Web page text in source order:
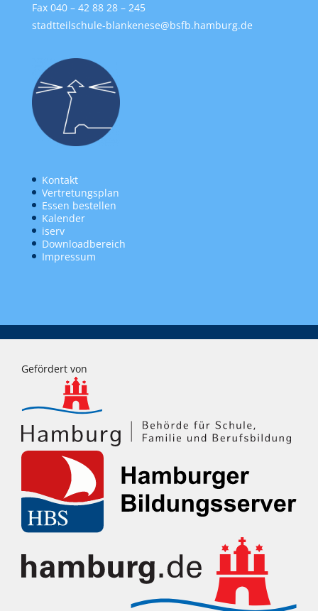
Fax 040 – 42 88 28 – 245
stadtteilschule-blankenese@bsfb.hamburg.de
Kontakt
Vertretungsplan
Essen bestellen
Kalender
iserv
Downloadbereich
Impressum
Gefördert von